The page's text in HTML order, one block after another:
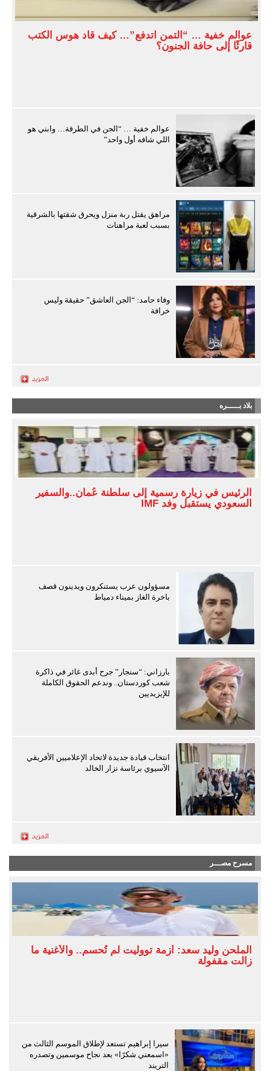
عوالم خفية … “التمن اتدفع”… كيف قاد هوس الكتب
قارئًا إلى حافة الجنون؟
عوالم خفية … “الجن في الطرقة… وابني هو
اللي شافه أول واحد”
مراهق يقتل ربة منزل ويحرق شقتها بالشرقية
بسبب لعبة مراهنات
وفاء حامد: “الجن العاشق” حقيقة وليس
خرافة
بلاد بـــــره
الرئيس في زيارة رسمية إلى سلطنة عُمان..والسفير
السعودي يستقبل وفد IMF
مسؤولون عرب يستنكرون ويدينون قصف
باخرة الغاز بميناء دمياط
بارزاني: “سنجار” جرح أبدى غائر في ذاكرة
شعب كوردستان.. وندعم الحقوق الكاملة
للإيزيديين
انتخاب قيادة جديدة لاتحاد الإعلاميين الأفريقي
الآسيوي برئاسة نزار الخالد
مسرح مصـــر
الملحن وليد سعد: أزمة تووليت لم تُحسم.. والأغنية ما
زالت مقفولة
سيرا إبراهيم تستعد لإطلاق الموسم الثالث من
«اسمعني شكرًا» بعد نجاح موسمين وتصدره
التريند